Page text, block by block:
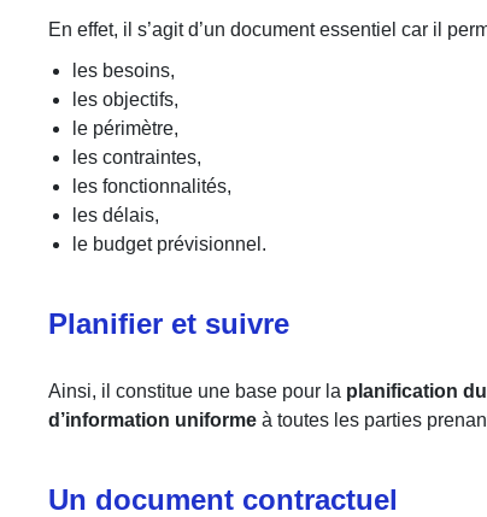
En effet, il s’agit d’un document essentiel car il
les besoins,
les objectifs,
le périmètre,
les contraintes,
les fonctionnalités,
les délais,
le budget prévisionnel.
Planifier et suivre
Ainsi, il constitue une base pour la planification
d’information uniforme à toutes les parties
Un document contractuel